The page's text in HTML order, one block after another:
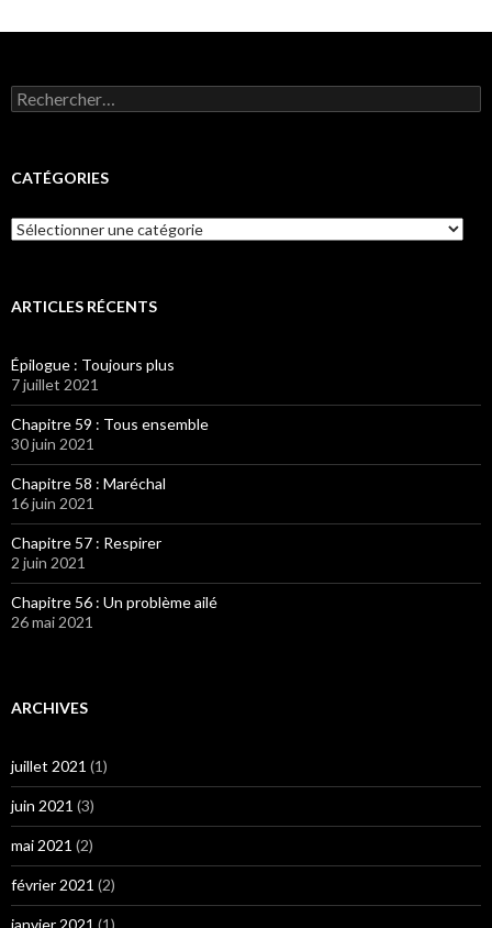
Rechercher :
CATÉGORIES
Catégories
ARTICLES RÉCENTS
Épilogue : Toujours plus
7 juillet 2021
Chapitre 59 : Tous ensemble
30 juin 2021
Chapitre 58 : Maréchal
16 juin 2021
Chapitre 57 : Respirer
2 juin 2021
Chapitre 56 : Un problème ailé
26 mai 2021
ARCHIVES
juillet 2021 (1)
juin 2021 (3)
mai 2021 (2)
février 2021 (2)
janvier 2021 (1)